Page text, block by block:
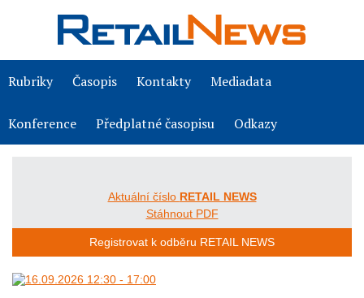
Rubriky Časopis Kontakty Mediadata
Konference Předplatné časopisu Odkazy
Aktuální číslo RETAIL NEWS
Stáhnout PDF
Registrovat k odběru RETAIL NEWS